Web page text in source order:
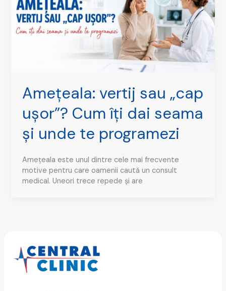
Amețeala: vertij sau „cap
ușor”? Cum îți dai seama
și unde te programezi
Amețeala este unul dintre cele mai frecvente
motive pentru care oamenii caută un consult
medical. Uneori trece repede și are